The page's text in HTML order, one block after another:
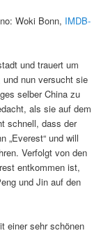
Woki Bonn, IMDB-
und trauert um
und nun versucht sie
selber China zu
als sie auf dem
schnell, dass der
„Everest“ und will
Verfolgt von den
entkommen ist,
und Jin auf den
einer sehr schönen